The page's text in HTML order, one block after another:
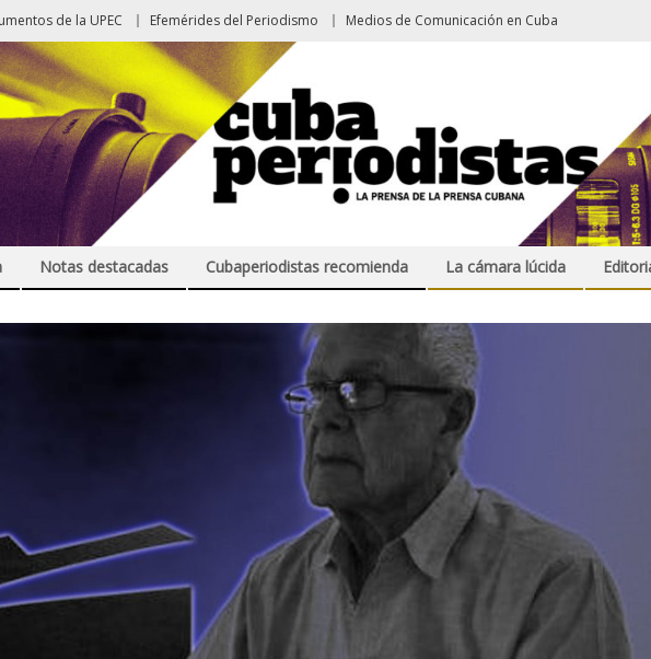
de la UPEC Efemérides del Periodismo Medios de Comunicación en Cuba
Notas destacadas Cubaperiodistas recomienda La cámara lúcida